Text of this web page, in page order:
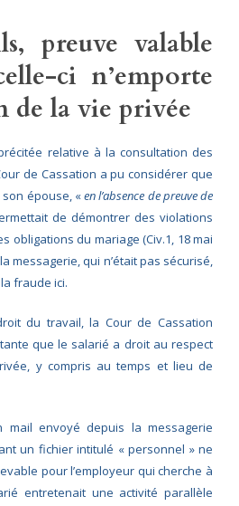
preuve valable
ci n’emporte
de la vie privée
relative à la consultation des
de Cassation a pu considérer que
épouse, «en l’absence de preuve de
de démontrer des violations
obligations du mariage (Civ.1, 18 mai
la messagerie, qui n’était pas sécurisé,
fraude ici.
du travail, la Cour de Cassation
que le salarié a droit au respect
y compris au temps et lieu de
mail envoyé depuis la messagerie
un fichier intitulé « personnel » ne
pour l’employeur qui cherche à
entretenait une activité parallèle